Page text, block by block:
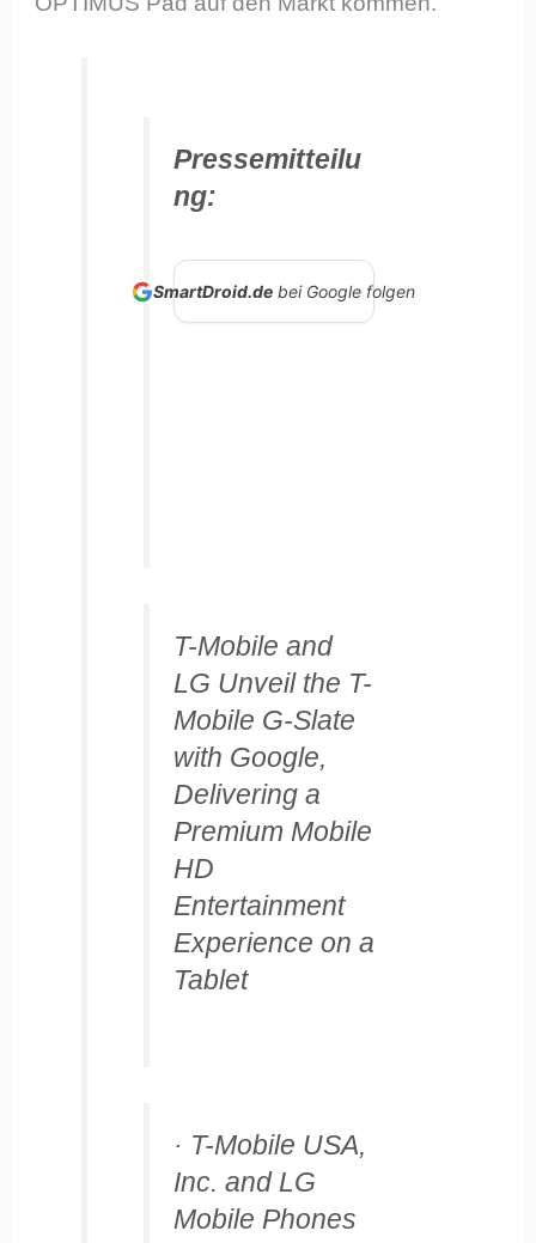
Pressemitteilu
ng:
SmartDroid.de bei Google folgen
T-Mobile and
LG Unveil the T-
Mobile G-Slate
with Google,
Delivering a
Premium Mobile
HD
Entertainment
Experience on a
Tablet
· T-Mobile USA,
Inc. and LG
Mobile Phones